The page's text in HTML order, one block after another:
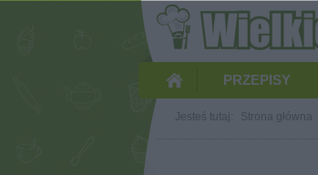
PRZEPISY
Jesteś tutaj: Strona główna